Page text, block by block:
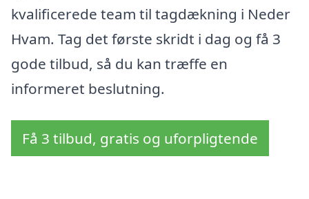
kvalificerede team til tagdækning i Neder
Hvam. Tag det første skridt i dag og få 3
gode tilbud, så du kan træffe en
informeret beslutning.
Få 3 tilbud, gratis og uforpligtende